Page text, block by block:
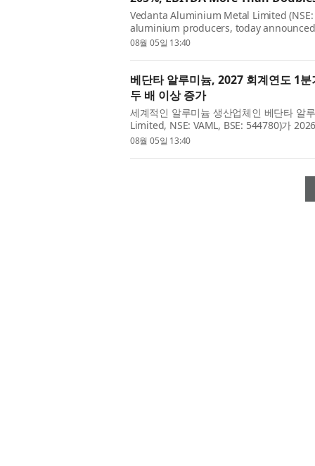
Vedanta Aluminium Metal Limited
aluminium producers, today
30, 2026, marking a strong debut as
08월 05일 13:40
베단타 알루미늄, 2027 회계연도 1
두 배 이상 증가
세계적인 알루미늄 생산업체인 베단타
Limited, NSE: VAML, BSE: 544780)가
다. 이번 실적은 인적분할 이후 독립 상장
08월 05일 13:40